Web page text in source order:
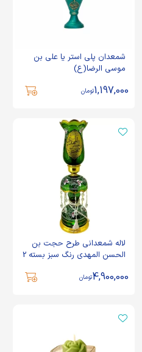
شمعدان پلی استر یا علی بن
موسی الرضا(ع)
1,197,000تومان
لاله شمعدانی طرح حجت بن
الحسن المهدی رنگ سبز بسته 2
4,900,000تومان